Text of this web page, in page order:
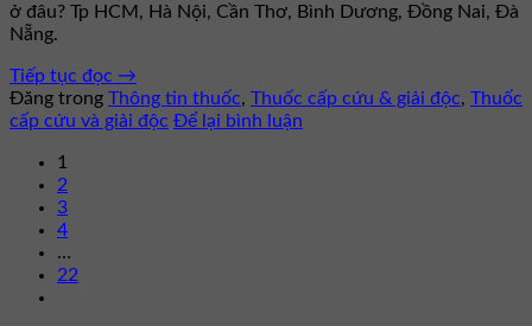
ở đâu? Tp HCM, Hà Nội, Cần Thơ, Bình Dương, Đồng Nai, Đà
Nẵng.
Tiếp tục đọc →
Đăng trong Thông tin thuốc, Thuốc cấp cứu & giải độc, Thuốc
cấp cứu và giải độc Để lại bình luận
1
2
3
4
…
22